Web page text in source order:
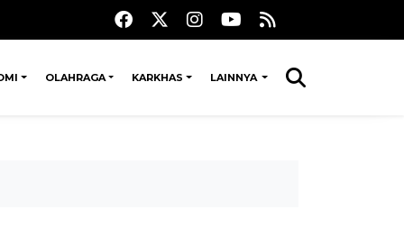
OLAHRAGA KARKHAS LAINNYA